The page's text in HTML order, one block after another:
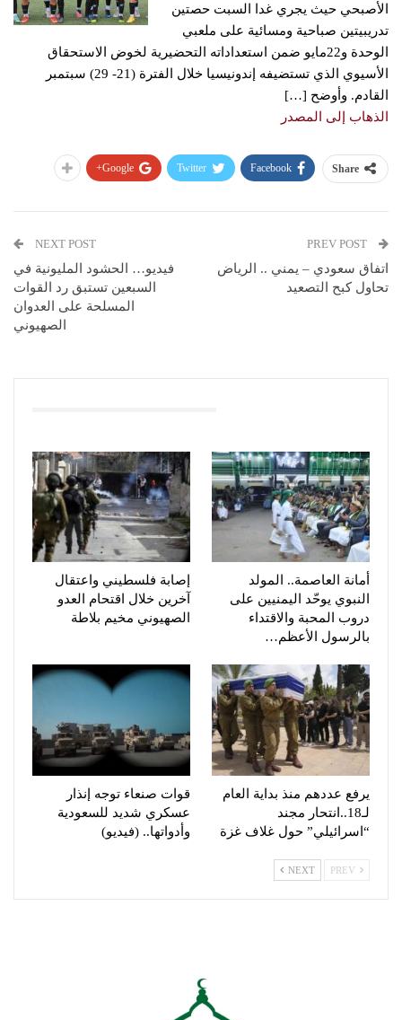
الأصبحي حیث یجري غدا السبت حصتین
تدریبیتین صباحية ومسائية علی ملعبي
الوحدة و22مایو ضمن استعداداته التحضيرية لخوض الاستحقاق
الأسيوي الذي تستضيفه إندونيسيا خلال الفترة (21- 29) سبتمبر
القادم. وأوضح […]
الذهاب إلى المصدر
Share
Facebook
Twitter
Google+
اتفاق سعودي – يمني .. الرياض
تحاول كبح التصعيد
NEXT POST
فيديو… الحشود المليونية في
السبعين تستبق رد القوات
المسلحة على العدوان
الصهيوني
أمانة العاصمة.. المولد
النبوي يوحّد اليمنيين على
دروب المحبة والاقتداء
بالرسول الأعظم…
إصابة فلسطيني واعتقال
آخرين خلال اقتحام العدو
الصهيوني مخيم بلاطة
يرفع عددهم منذ بداية العام
لـ18..انتحار مجند
“اسرائيلي” حول غلاف غزة
قوات صنعاء توجه إنذار
عسكري شديد للسعودية
وأدواتها.. (فيديو)
NEXT